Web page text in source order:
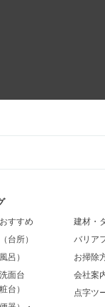
すすめ
台所）
呂）
面台
台）
建材・
バリア
お掃除
会社案
点字ツ